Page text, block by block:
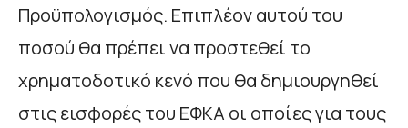
Προϋπολογισμός. Επιπλέον αυτού του
ποσού θα πρέπει να προστεθεί το
χρηματοδοτικό κενό που θα δημιουργηθεί
στις εισφορές του ΕΦΚΑ οι οποίες για τους